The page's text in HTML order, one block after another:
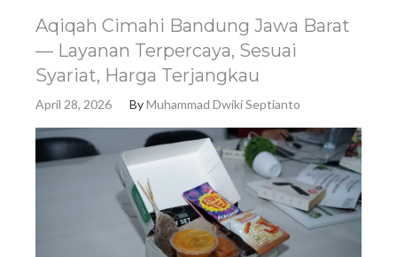
Aqiqah Cimahi Bandung Jawa Barat
— Layanan Terpercaya, Sesuai
Syariat, Harga Terjangkau
April 28, 2026 ByMuhammad Dwiki Septianto